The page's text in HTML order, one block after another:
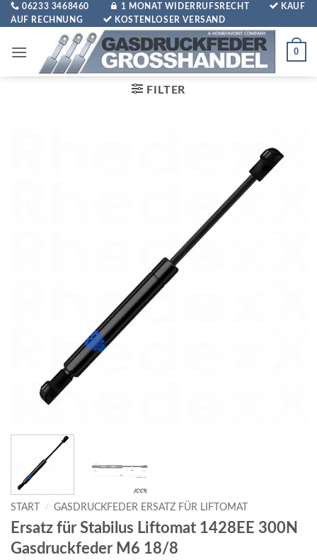
Zum
Inhalt
06233 3468460 1 MONAT WIDERRUFSRECHT
KAUF
AUF RECHNUNG
KOSTENLOSER VERSAND
0
FILTER
START / GASDRUCKFEDER ERSATZ FÜR LIFTOMAT
Ersatz für Stabilus Liftomat 1428EE 300N
Gasdruckfeder M6 18/8